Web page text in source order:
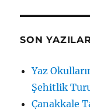
SON YAZILAR
Yaz
Şehitlik
Çanakkale